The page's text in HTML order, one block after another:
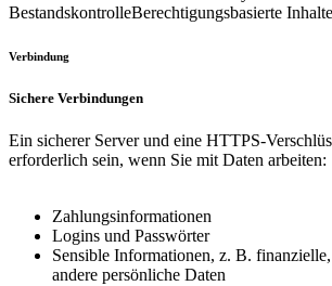
BestandskontrolleBerechtigungsbasierte Inhalte
Verbindung
Sichere Verbindungen
Ein sicherer Server und eine HTTPS-
erforderlich sein, wenn Sie mit Daten arbeiten:
Zahlungsinformationen
Logins und Passwörter
Sensible Informationen, z. B.
andere persönliche Daten